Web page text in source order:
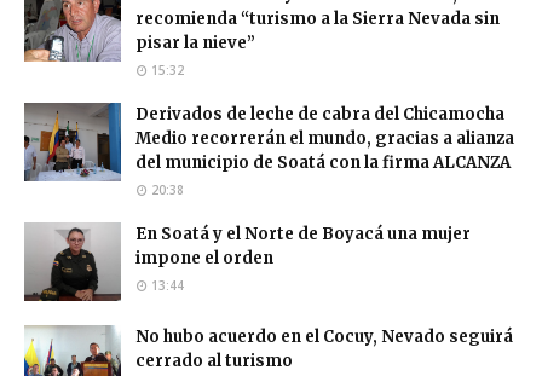
recomienda “turismo a la Sierra Nevada sin
pisar la nieve”
15:32
Derivados de leche de cabra del Chicamocha
Medio recorrerán el mundo, gracias a alianza
del municipio de Soatá con la firma ALCANZA
20:38
En Soatá y el Norte de Boyacá una mujer
impone el orden
13:44
No hubo acuerdo en el Cocuy, Nevado seguirá
cerrado al turismo